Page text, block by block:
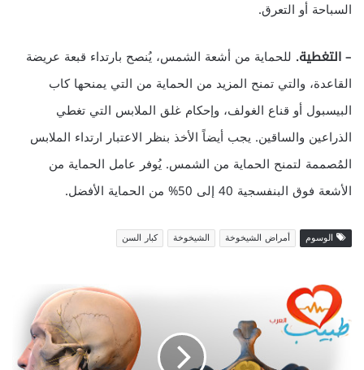
السباحة أو التعرق.
–التغطية. للحماية من أشعة الشمس، يُنصح بارتداء قبعة عريضة
القاعدة، والتي تمنح المزيد من الحماية من التي يمنحها كاب
البيسبول أو قناع الغولف، وإحكام غلق الملابس التي تغطي
الذراعين والساقين. يجب أيضاً الأخذ بنظر الاعتبار ارتداء الملابس
المُصممة لتمنح الحماية من الشمس. يُوفر عامل الحماية من
الأشعة فوق البنفسجية 40 إلى 50% من الحماية الأفضل.
الوسوم أمراض الشيخوخة الشيخوخة كبار السن
ق